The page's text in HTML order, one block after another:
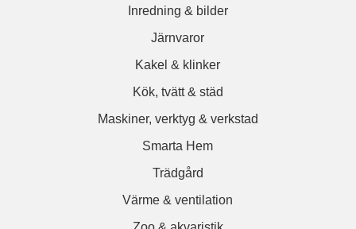
Inredning & bilder
Järnvaror
Kakel & klinker
Kök, tvätt & städ
Maskiner, verktyg & verkstad
Smarta Hem
Trädgård
Värme & ventilation